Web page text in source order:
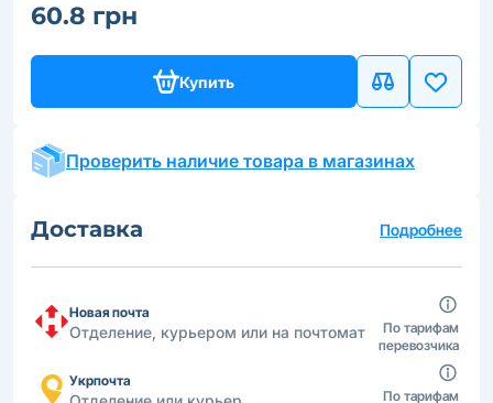
60.8 грн
Купить
Проверить наличие товара в магазинах
Доставка Подробнее
Новая почта
Отделение, курьером или на почтомат
По тарифам
перевозчика
Укрпочта
По тарифам